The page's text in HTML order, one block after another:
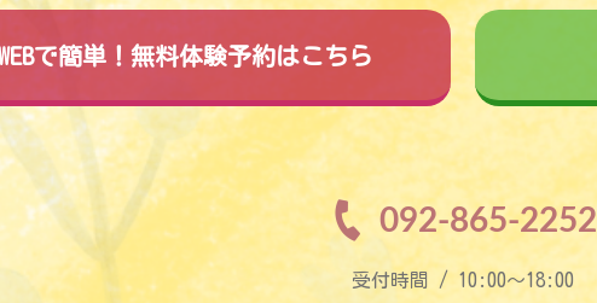
で簡単！無料体験予約はこちら
092-865-2252
受付時間 / 10:00〜18:00